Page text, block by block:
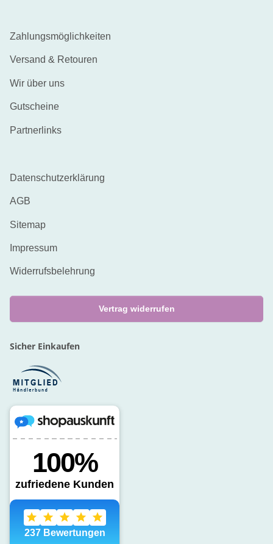
Zahlungsmöglichkeiten
Versand & Retouren
Wir über uns
Gutscheine
Partnerlinks
Datenschutzerklärung
AGB
Sitemap
Impressum
Widerrufsbelehrung
Vertrag widerrufen
Sicher Einkaufen